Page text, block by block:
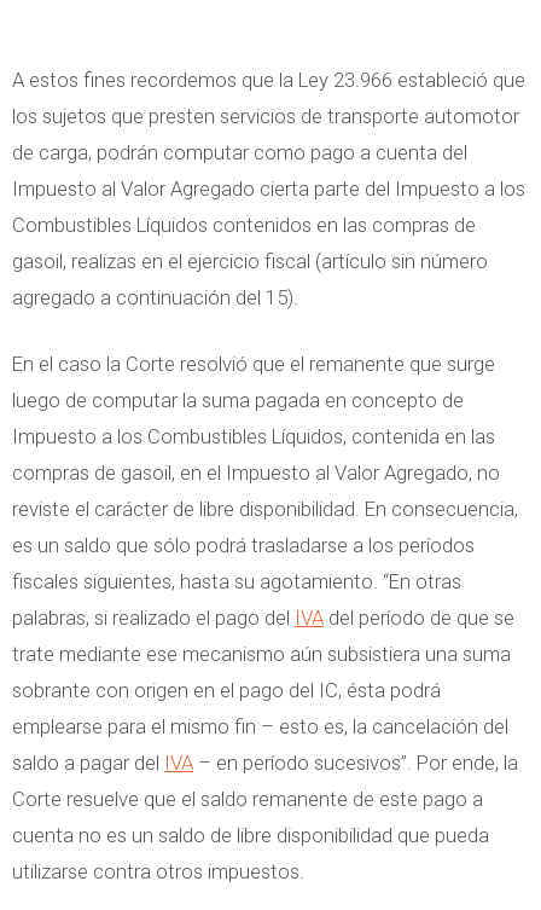
A estos fines recordemos que la Ley 23.966 estableció que
los sujetos que presten servicios de transporte automotor
de carga, podrán computar como pago a cuenta del
Impuesto al Valor Agregado cierta parte del Impuesto a los
Combustibles Líquidos contenidos en las compras de
gasoil, realizas en el ejercicio fiscal (artículo sin número
agregado a continuación del 15).
En el caso la Corte resolvió que el remanente que surge
luego de computar la suma pagada en concepto de
Impuesto a los Combustibles Líquidos, contenida en las
compras de gasoil, en el Impuesto al Valor Agregado, no
reviste el carácter de libre disponibilidad. En consecuencia,
es un saldo que sólo podrá trasladarse a los períodos
fiscales siguientes, hasta su agotamiento. “En otras
palabras, si realizado el pago del IVA del período de que se
trate mediante ese mecanismo aún subsistiera una suma
sobrante con origen en el pago del IC, ésta podrá
emplearse para el mismo fin – esto es, la cancelación del
saldo a pagar del IVA – en período sucesivos”. Por ende, la
Corte resuelve que el saldo remanente de este pago a
cuenta no es un saldo de libre disponibilidad que pueda
utilizarse contra otros impuestos.